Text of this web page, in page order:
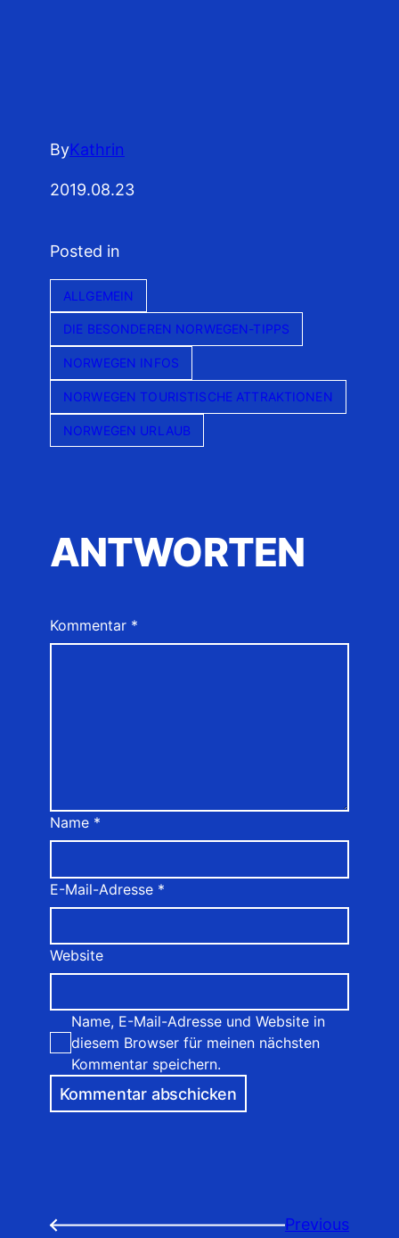
ByKathrin
2019.08.23
Posted in
ALLGEMEIN
DIE BESONDEREN NORWEGEN-TIPPS
NORWEGEN INFOS
NORWEGEN TOURISTISCHE ATTRAKTIONEN
NORWEGEN URLAUB
ANTWORTEN
Kommentar *
Name *
E-Mail-Adresse *
Website
Name, E-Mail-Adresse und Website in
diesem Browser für meinen nächsten
Kommentar speichern.
←
Previous